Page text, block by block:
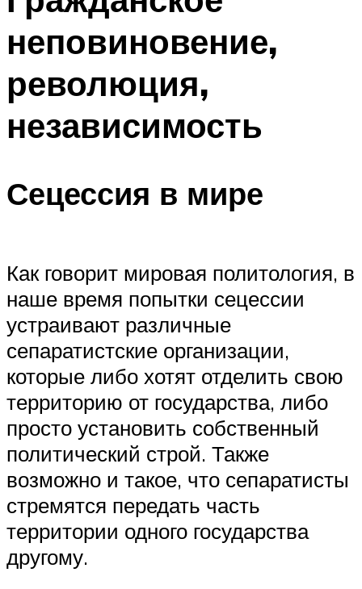
неповиновение,
революция,
независимость
Сецессия в мире
Как говорит мировая политология, в
наше время попытки сецессии
устраивают различные
сепаратистские организации,
которые либо хотят отделить свою
территорию от государства, либо
просто установить собственный
политический строй. Также
возможно и такое, что сепаратисты
стремятся передать часть
территории одного государства
другому.